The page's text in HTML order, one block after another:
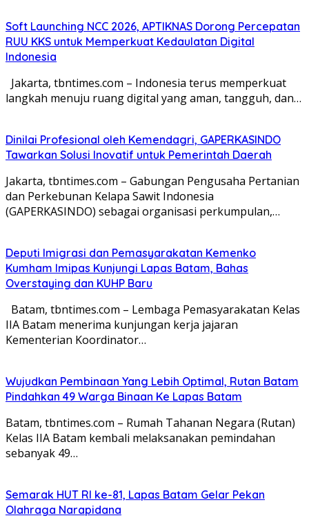
Soft Launching NCC 2026, APTIKNAS Dorong Percepatan
RUU KKS untuk Memperkuat Kedaulatan Digital
Indonesia
Jakarta, tbntimes.com – Indonesia terus memperkuat
langkah menuju ruang digital yang aman, tangguh, dan…
Dinilai Profesional oleh Kemendagri, GAPERKASINDO
Tawarkan Solusi Inovatif untuk Pemerintah Daerah
Jakarta, tbntimes.com – Gabungan Pengusaha Pertanian
dan Perkebunan Kelapa Sawit Indonesia
(GAPERKASINDO) sebagai organisasi perkumpulan,…
Deputi Imigrasi dan Pemasyarakatan Kemenko
Kumham Imipas Kunjungi Lapas Batam, Bahas
Overstaying dan KUHP Baru
Batam, tbntimes.com – Lembaga Pemasyarakatan Kelas
IIA Batam menerima kunjungan kerja jajaran
Kementerian Koordinator…
Wujudkan Pembinaan Yang Lebih Optimal, Rutan Batam
Pindahkan 49 Warga Binaan Ke Lapas Batam
Batam, tbntimes.com – Rumah Tahanan Negara (Rutan)
Kelas IIA Batam kembali melaksanakan pemindahan
sebanyak 49…
Semarak HUT RI ke-81, Lapas Batam Gelar Pekan
Olahraga Narapidana